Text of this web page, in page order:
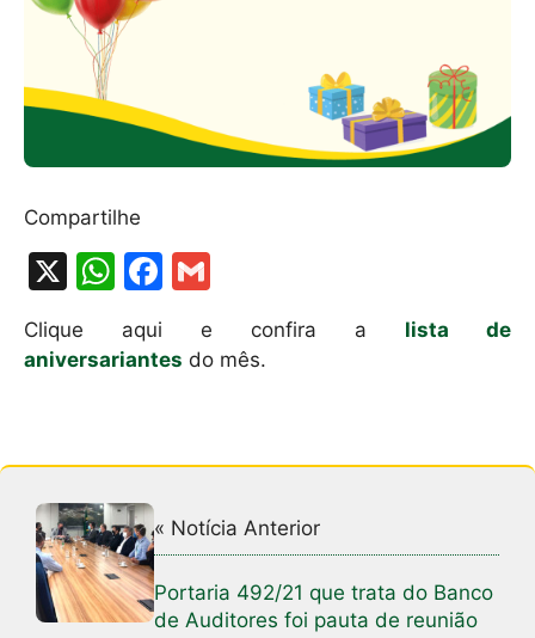
Compartilhe
X
W
at
p
p
F
c
o
k
ai
Clique aqui e confira a lista de
aniversariantes do mês.
« Notícia Anterior
Portaria 492/21 que trata do Banco
de Auditores foi pauta de reunião